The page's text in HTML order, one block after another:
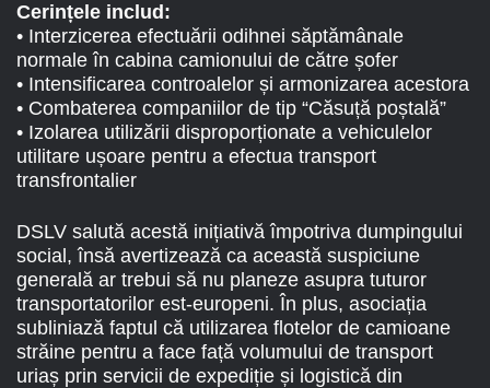
Cerințele includ :
• Interzicerea efectuării odihnei săptămânale
normale în cabina camionului de către șofer
• Intensificarea controalelor și armonizarea acestora
• Combaterea companiilor de tip “Căsuță poștală”
• Izolarea utilizării disproporționate a vehiculelor
utilitare ușoare pentru a efectua transport
transfrontalier
DSLV salută acestă inițiativă împotriva dumpingului
social, însă avertizează ca această suspiciune
generală ar trebui să nu planeze asupra tuturor
transportatorilor est-europeni. În plus, asociația
subliniază faptul că utilizarea flotelor de camioane
străine pentru a face față volumului de transport
uriaș prin servicii de expediție și logistică din